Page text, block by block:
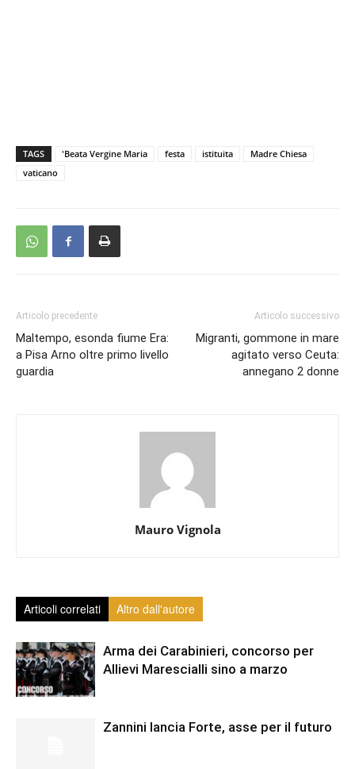
TAGS 'Beata Vergine Maria festa istituita
Madre Chiesa
vaticano
Articolo precedente
Maltempo, esonda fiume Era:
a Pisa Arno oltre primo livello
guardia
Articolo successivo
Migranti, gommone in mare
agitato verso Ceuta:
annegano 2 donne
Mauro Vignola
Articoli correlati Altro dall'autore
Arma dei Carabinieri, concorso per
Allievi Marescialli sino a marzo
Zannini lancia Forte, asse per il futuro